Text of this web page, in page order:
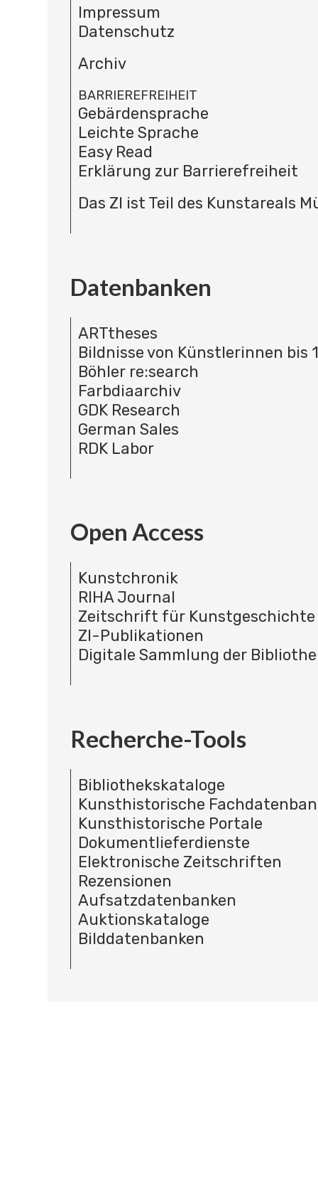
Impressum
Datenschutz
Archiv
BARRIEREFREIHEIT
Gebärdensprache
Leichte Sprache
Easy Read
Erklärung zur Barrierefreiheit
Das ZI ist Teil des Kunstareals
Datenbanken
ARTtheses
Bildnisse von Künstlerinnen bis
Böhler re:search
Farbdiaarchiv
GDK Research
German Sales
RDK Labor
Open Access
Kunstchronik
RIHA Journal
Zeitschrift für Kunstgeschichte
ZI-Publikationen
Digitale Sammlung der
Recherche-Tools
Bibliothekskataloge
Kunsthistorische
Kunsthistorische Portale
Dokumentlieferdienste
Elektronische Zeitschriften
Rezensionen
Aufsatzdatenbanken
Auktionskataloge
Bilddatenbanken